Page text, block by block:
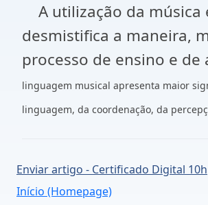
A utilização da música
desmistifica a maneira,
processo de ensino e
linguagem musical apresenta maior
linguagem, da coordenação, da
Enviar artigo - Certificado Digital 10h
Início (Homepage)